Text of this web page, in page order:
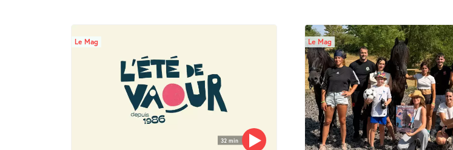
32 min
Le Mag Le Mag